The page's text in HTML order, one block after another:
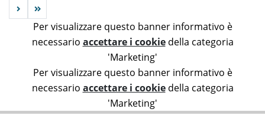
Per visualizzare questo banner informativo è
necessario accettare i cookiedella categoria
'Marketing'
Per visualizzare questo banner informativo è
necessario accettare i cookiedella categoria
'Marketing'